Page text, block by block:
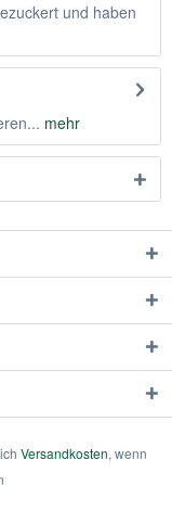
und haben
mehr
Versandkosten, wenn